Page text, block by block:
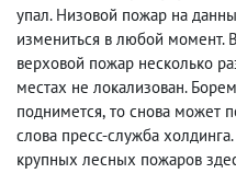
упал. Низовой пожар на
измениться в любой момент.
верховой пожар несколько
местах не локализован.
поднимется, то снова может
слова пресс-служба
крупных лесных пожаров